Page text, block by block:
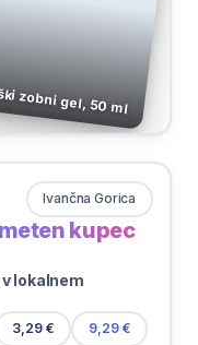
zobni gel, 50 ml
Ivančna Gorica
kupec
lokalnem
3,29 € 9,29 €